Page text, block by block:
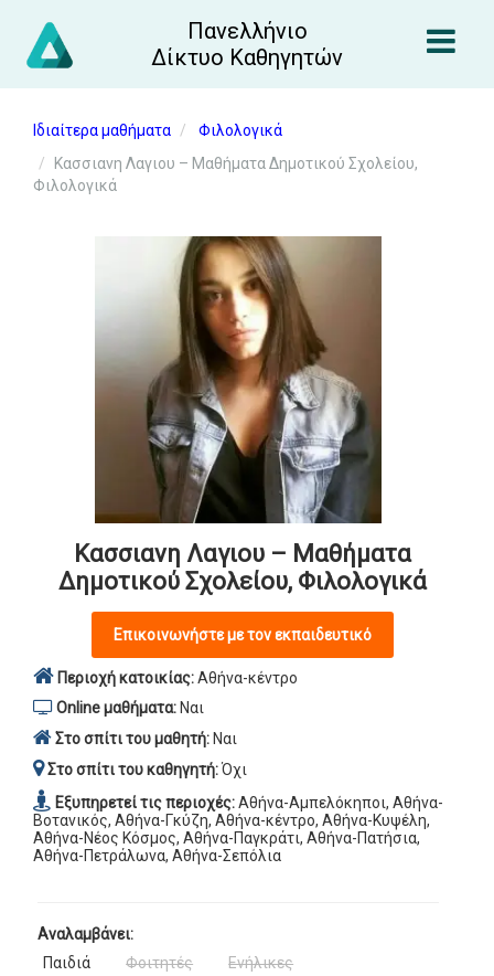
Πανελλήνιο
Δίκτυο Καθηγητών
Ιδιαίτερα μαθήματα
Φιλολογικά
Κασσιανη Λαγιου – Μαθήματα Δημοτικού Σχολείου,
Φιλολογικά
Κασσιανη Λαγιου – Μαθήματα
Δημοτικού Σχολείου, Φιλολογικά
Επικοινωνήστε με τον εκπαιδευτικό
Περιοχή κατοικίας:Αθήνα-κέντρο
Online μαθήματα: Ναι
Στο σπίτι του μαθητή: Ναι
Στο σπίτι του καθηγητή:Όχι
Εξυπηρετεί τις περιοχές:Αθήνα-Αμπελόκηποι, Αθήνα-
Βοτανικός, Αθήνα-Γκύζη, Αθήνα-κέντρο, Αθήνα-Κυψέλη,
Αθήνα-Νέος Κόσμος, Αθήνα-Παγκράτι, Αθήνα-Πατήσια,
Αθήνα-Πετράλωνα, Αθήνα-Σεπόλια
Αναλαμβάνει:
Παιδιά
Φοιτητές
Ενήλικες